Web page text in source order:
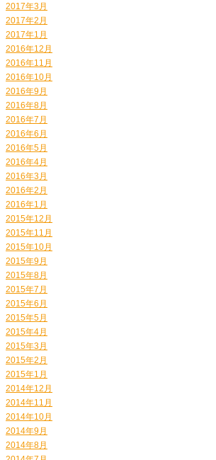
2017年3月
2017年2月
2017年1月
2016年12月
2016年11月
2016年10月
2016年9月
2016年8月
2016年7月
2016年6月
2016年5月
2016年4月
2016年3月
2016年2月
2016年1月
2015年12月
2015年11月
2015年10月
2015年9月
2015年8月
2015年7月
2015年6月
2015年5月
2015年4月
2015年3月
2015年2月
2015年1月
2014年12月
2014年11月
2014年10月
2014年9月
2014年8月